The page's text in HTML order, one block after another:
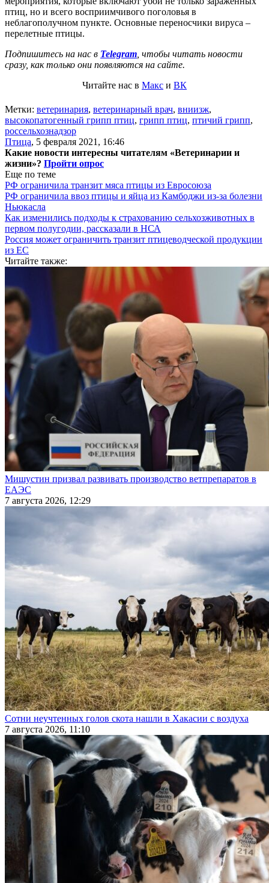
птиц, но и всего восприимчивого поголовья в
неблагополучном пункте. Основные переносчики вируса –
перелетные птицы.
Подпишитесь на нас в Telegram , чтобы читать новости
сразу, как только они появляются на сайте.
Читайте нас в Макс и ВК
Метки: ветеринария, ветеринарный врач, вниизж,
высокопатогенный грипп птиц, грипп птиц, птичий грипп,
россельхознадзор
Птица, 5 февраля 2021, 16:46
Какие новости интересны читателям «Ветеринарии и
жизни»? Пройти опрос
Еще по теме
РФ ограничила транзит мяса птицы из Евросоюза
РФ ограничила ввоз птицы и яйца из Камбоджи из-за болезни
Ньюкасла
Как изменились подходы к страхованию сельхозживотных в
первом полугодии, рассказали в НСА
Россия может ограничить транзит птицеводческой продукции
из ЕС
Читайте также:
Мишустин призвал развивать производство ветпрепаратов в
ЕАЭС
7 августа 2026, 12:29
Сотни неучтенных голов скота нашли в Хакасии с воздуха
7 августа 2026, 11:10